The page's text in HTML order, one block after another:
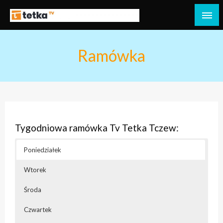
treściTv Tetka Tczew
Tetka Tczew – Twoja lokalna telewizja!
Ramówka
Tygodniowa ramówka Tv Tetka Tczew:
Poniedziałek
Wtorek
Środa
Czwartek